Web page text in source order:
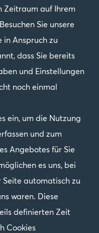
Zeitraum auf Ihrem
Sie unsere
in Anspruch zu
dass Sie bereits
und Einstellungen
noch einmal
ein, um die Nutzung
und zum
Angebotes für Sie
es uns, bei
Seite automatisch zu
waren. Diese
definierten Zeit
Cookies